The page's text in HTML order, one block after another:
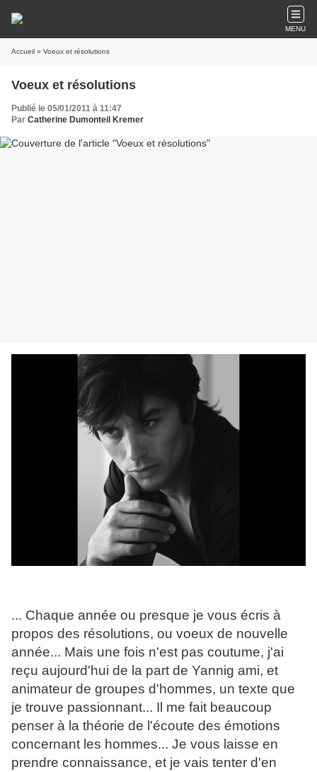
MENU
Accueil » Voeux et résolutions
Voeux et résolutions
Publié le 05/01/2011 à 11:47
Par Catherine Dumonteil Kremer
... Chaque année ou presque je vous écris à
propos des résolutions, ou voeux de nouvelle
année... Mais une fois n'est pas coutume, j'ai
reçu aujourd'hui de la part de Yannig ami, et
animateur de groupes d'hommes, un texte que
je trouve passionnant... Il me fait beaucoup
penser à la théorie de l'écoute des émotions
concernant les hommes... Je vous laisse en
prendre connaissance, et je vais tenter d'en